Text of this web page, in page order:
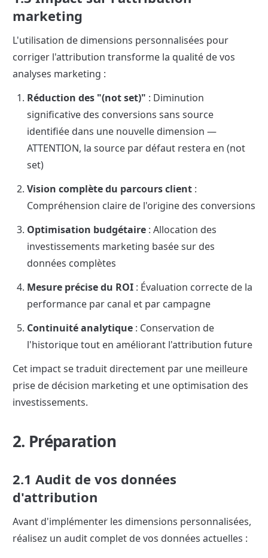
marketing
L'utilisation de dimensions personnalisées pour
corriger l'attribution transforme la qualité de vos
analyses marketing :
Réduction des "(not set)" : Diminution
significative des conversions sans source
identifiée dans une nouvelle dimension —
ATTENTION, la source par défaut restera en (not
set)
Vision complète du parcours client :
Compréhension claire de l'origine des conversions
Optimisation budgétaire : Allocation des
investissements marketing basée sur des
données complètes
Mesure précise du ROI : Évaluation correcte de la
performance par canal et par campagne
Continuité analytique : Conservation de
l'historique tout en améliorant l'attribution future
Cet impact se traduit directement par une meilleure
prise de décision marketing et une optimisation des
investissements.
2. Préparation
2.1 Audit de vos données
d'attribution
Avant d'implémenter les dimensions personnalisées,
réalisez un audit complet de vos données actuelles :